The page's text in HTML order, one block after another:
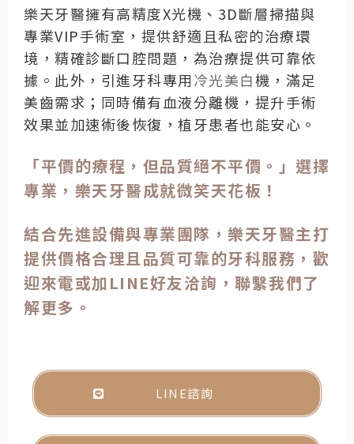
樂天牙醫擁有高精度X光機、3D斷層掃描與
專業VIP手術室，提供舒適且私密的治療環
境，精確診斷口腔問題，為治療提供可靠依
據。此外，引進牙科專用冷光美白機，滿足
美齒需求；同時備有血液分離機，提升手術
效果並加速術後恢復，植牙患者也能安心。
「平價的療程，但品質絕不平價。」選擇
專業，樂天牙醫成就微笑天花板！
結合先進設備與專業團隊，樂天牙醫主打
提供價格合理且品質可靠的牙科服務，歡
迎來電或加LINE好友洽詢，聯繫我們了
解更多。
LINE諮詢